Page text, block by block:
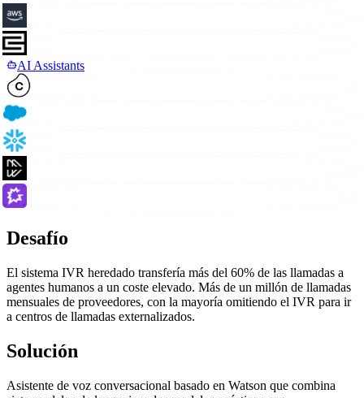
AI Assistants
Desafío
El sistema IVR heredado transfería más del 60% de las llamadas a
agentes humanos a un coste elevado. Más de un millón de llamadas
mensuales de proveedores, con la mayoría omitiendo el IVR para ir
a centros de llamadas externalizados.
Solución
Asistente de voz conversacional basado en Watson que combina